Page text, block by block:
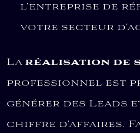
l’entreprise de
votre secteur
La réalisation de
professionnel est
générer des Leads
chiffre d’affaires.